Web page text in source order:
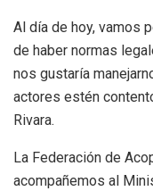
Al día de hoy, vamos
de haber normas
nos gustaría
actores estén
Rivara.
La Federación de
acompañemos al